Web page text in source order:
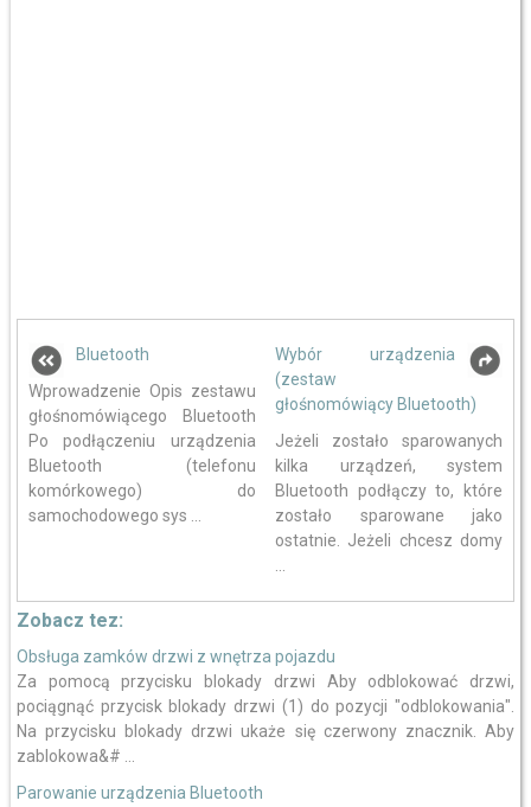
Bluetooth
Wprowadzenie Opis zestawu
głośnomówiącego Bluetooth
Po podłączeniu urządzenia
Bluetooth (telefonu
komórkowego) do
samochodowego sys ...
Wybór urządzenia
(zestaw
głośnomówiący Bluetooth)
Jeżeli zostało sparowanych
kilka urządzeń, system
Bluetooth podłączy to, które
zostało sparowane jako
ostatnie. Jeżeli chcesz domy
Zobacz tez:
Obsługa zamków drzwi z wnętrza pojazdu
Za pomocą przycisku blokady drzwi Aby odblokować drzwi,
pociągnąć przycisk blokady drzwi (1) do pozycji "odblokowania".
Na przycisku blokady drzwi ukaże się czerwony znacznik. Aby
zablokowa&# ...
Parowanie urządzenia Bluetooth